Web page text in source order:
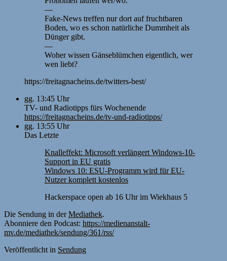
—
Fake-News treffen nur dort auf fruchtbaren
Boden, wo es schon natürliche Dummheit als
Dünger gibt.
—
Woher wissen Gänseblümchen eigentlich, wer
wen liebt?
https://freitagnacheins.de/twitters-best/
gg. 13:45 Uhr
TV- und Radiotipps fürs Wochenende
https://freitagnacheins.de/tv-und-radiotipps/
gg. 13:55 Uhr
Das Letzte
Knalleffekt: Microsoft verlängert Windows-10-
Support in EU gratis
Windows 10: ESU-Programm wird für EU-
Nutzer komplett kostenlos
Hackerspace open ab 16 Uhr im Wiekhaus 5
Die Sendung in derMediathek.
Abonniere den Podcast: https://medienanstalt-
mv.de/mediathek/sendung/361/rss/
Veröffentlicht in Sendung